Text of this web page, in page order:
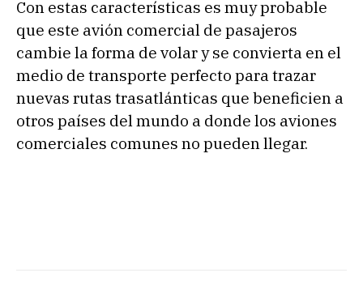
Con estas características es muy probable
que este avión comercial de pasajeros
cambie la forma de volar y se convierta en el
medio de transporte perfecto para trazar
nuevas rutas trasatlánticas que beneficien a
otros países del mundo a donde los aviones
comerciales comunes no pueden llegar.